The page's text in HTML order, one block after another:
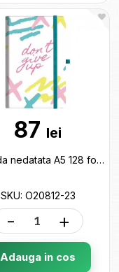
87 lei
Agenda nedatata A5 128 foi cu elastic(cop.tare) linii O20812-23
SKU: O20812-23
- +
Adauga in cos